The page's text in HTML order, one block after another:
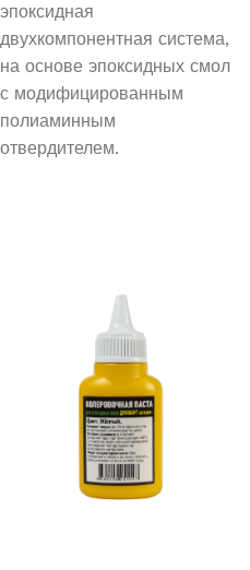
эпоксидная
двухкомпонентная система,
на основе эпоксидных смол
с модифицированным
полиаминным
отвердителем.